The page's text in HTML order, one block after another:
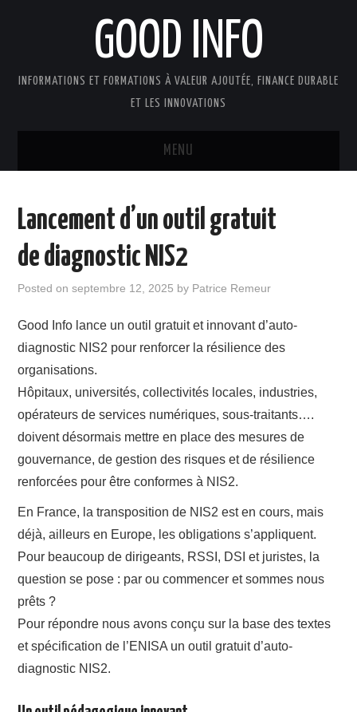
GOOD INFO
INFORMATIONS ET FORMATIONS À VALEUR AJOUTÉE, FINANCE DURABLE
ET LES INNOVATIONS
MENU
GOOD INFO DANS LA PRESSE
BOUTIQUE FORMATION ETUDES
Lancement d’un outil gratuit
de diagnostic NIS2
Posted onseptembre 12, 2025 by Patrice Remeur
Good Info lance un outil gratuit et innovant d’auto-
diagnostic NIS2 pour renforcer la résilience des
organisations.
Hôpitaux, universités, collectivités locales, industries,
opérateurs de services numériques, sous-traitants….
doivent désormais mettre en place des mesures de
gouvernance, de gestion des risques et de résilience
renforcées pour être conformes à NIS2.
En France, la transposition de NIS2 est en cours, mais
déjà, ailleurs en Europe, les obligations s’appliquent.
Pour beaucoup de dirigeants, RSSI, DSI et juristes, la
question se pose : par ou commencer et sommes nous
prêts ?
Pour répondre nous avons conçu sur la base des textes
et spécification de l’ENISA un outil gratuit d’auto-
diagnostic NIS2.